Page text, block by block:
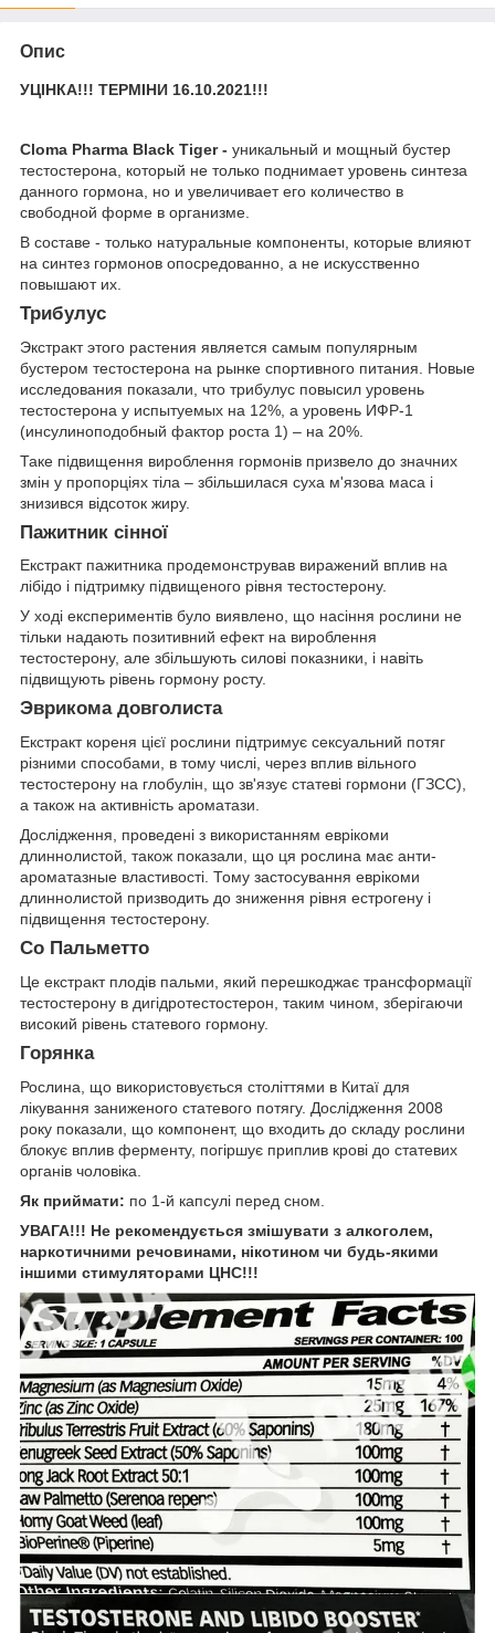
Опис
УЦІНКА!!! ТЕРМІНИ 16.10.2021!!!
Cloma Pharma Black Tiger - уникальный и мощный бустер
тестостерона, который не только поднимает уровень синтеза
данного гормона, но и увеличивает его количество в
свободной форме в организме.
В составе - только натуральные компоненты, которые влияют
на синтез гормонов опосредованно, а не искусственно
повышают их.
Трибулус
Экстракт этого растения является самым популярным
бустером тестостерона на рынке спортивного питания. Новые
исследования показали, что трибулус повысил уровень
тестостерона у испытуемых на 12%, а уровень ИФР-1
(инсулиноподобный фактор роста 1) – на 20%.
Таке підвищення вироблення гормонів призвело до значних
змін у пропорціях тіла – збільшилася суха м'язова маса і
знизився відсоток жиру.
Пажитник сінної
Екстракт пажитника продемонстрував виражений вплив на
лібідо і підтримку підвищеного рівня тестостерону.
У ході експериментів було виявлено, що насіння рослини не
тільки надають позитивний ефект на вироблення
тестостерону, але збільшують силові показники, і навіть
підвищують рівень гормону росту.
Эврикома довголиста
Екстракт кореня цієї рослини підтримує сексуальний потяг
різними способами, в тому числі, через вплив вільного
тестостерону на глобулін, що зв'язує статеві гормони (ГЗСС),
а також на активність ароматази.
Дослідження, проведені з використанням еврікоми
длиннолистой, також показали, що ця рослина має анти-
ароматазные властивості. Тому застосування еврікоми
длиннолистой призводить до зниження рівня естрогену і
підвищення тестостерону.
Со Пальметто
Це екстракт плодів пальми, який перешкоджає трансформації
тестостерону в дигідротестостерон, таким чином, зберігаючи
високий рівень статевого гормону.
Горянка
Рослина, що використовується століттями в Китаї для
лікування заниженого статевого потягу. Дослідження 2008
року показали, що компонент, що входить до складу рослини
блокує вплив ферменту, погіршує приплив крові до статевих
органів чоловіка.
Як приймати: по 1-й капсулі перед сном.
УВАГА!!! Не рекомендується змішувати з алкоголем,
наркотичними речовинами, нікотином чи будь-якими
іншими стимуляторами ЦНС!!!